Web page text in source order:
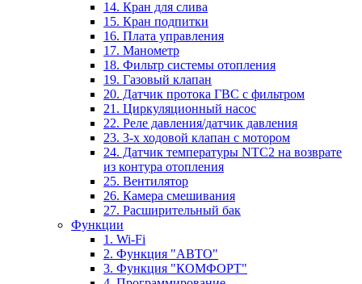
14. Кран для слива
15. Кран подпитки
16. Плата управления
17. Манометр
18. Фильтр системы отопления
19. Газовый клапан
20. Датчик протока ГВС с фильтром
21. Циркуляционный насос
22. Реле давления/датчик давления
23. 3-х ходовой клапан с мотором
24. Датчик температуры NTC2 на возврате
из контура отопления
25. Вентилятор
26. Камера смешивания
27. Расширительный бак
Функции
1. Wi-Fi
2. Функция "АВТО"
3. Функция "КОМФОРТ"